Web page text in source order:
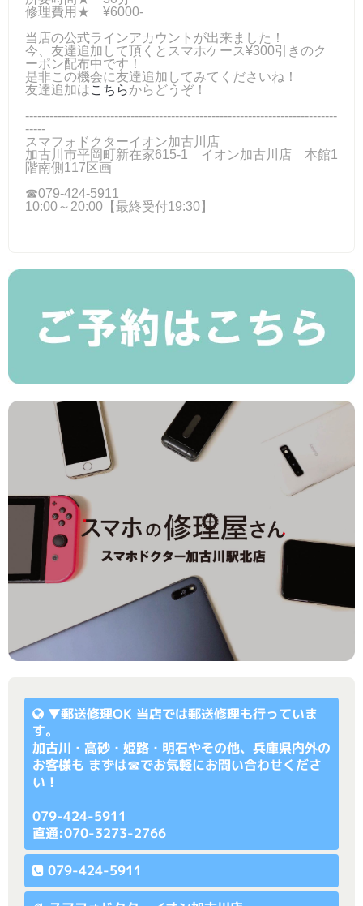
修理費用★ ¥6000-
当店の公式ラインアカウントが出来ました！
今、友達追加して頂くとスマホケース¥300引きのク
ーポン配布中です！
是非この機会に友達追加してみてくださいね！
友達追加はこちらからどうぞ！
-----------------------------------------------------------------------------
-----
スマフォドクターイオン加古川店
加古川市平岡町新在家615-1 イオン加古川店 本館1
階南側117区画
☎079-424‐5911
10:00～20:00【最終受付19:30】
▼郵送修理OK 当店では郵送修理も行っていま
す。
加古川・高砂・姫路・明石やその他、兵庫県内外の
お客様も まずは☎でお気軽にお問い合わせくださ
い！
079-424-5911
直通:070-3273-2766
079-424-5911